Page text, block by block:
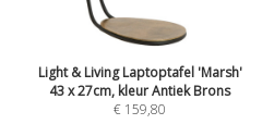
Light & Living Laptoptafel 'Marsh'
43 x 27cm, kleur Antiek Brons
€ 159,80